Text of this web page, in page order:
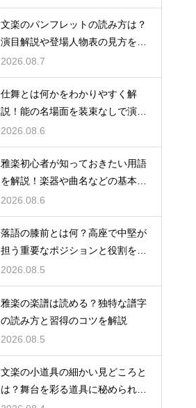
文楽のパンフレットの読み方は？
演目解説や登場人物表の見方をわ
かりやすく紹介
2026.08.7
仕舞とは何かをわかりやすく解
説！能の名場面を装束なしで演じ
る独特な舞台の魅力に迫る
2026.08.6
雅楽初心者が知っておきたい用語
を解説！楽器や曲名などの基本を
やさしく紹介、これで専門用語も
怖くない
2026.08.6
落語の膝前とは何？高座で中堅が
担う重要なポジションと役割を解
説
2026.08.5
雅楽の楽譜は読める？独特な譜字
の読み方と習得のコツを解説
2026.08.5
文楽の小道具の細かい見どころと
は？舞台を彩る道具に秘められた